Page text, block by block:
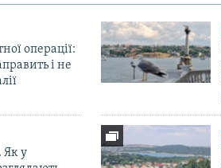
операції:
і не
Як у